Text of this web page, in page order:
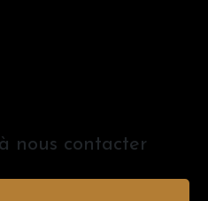
nous contacter